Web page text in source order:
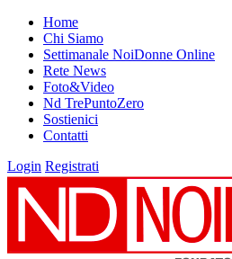
Home
Chi Siamo
Settimanale NoiDonne Online
Rete News
Foto&Video
Nd TrePuntoZero
Sostienici
Contatti
Login Registrati